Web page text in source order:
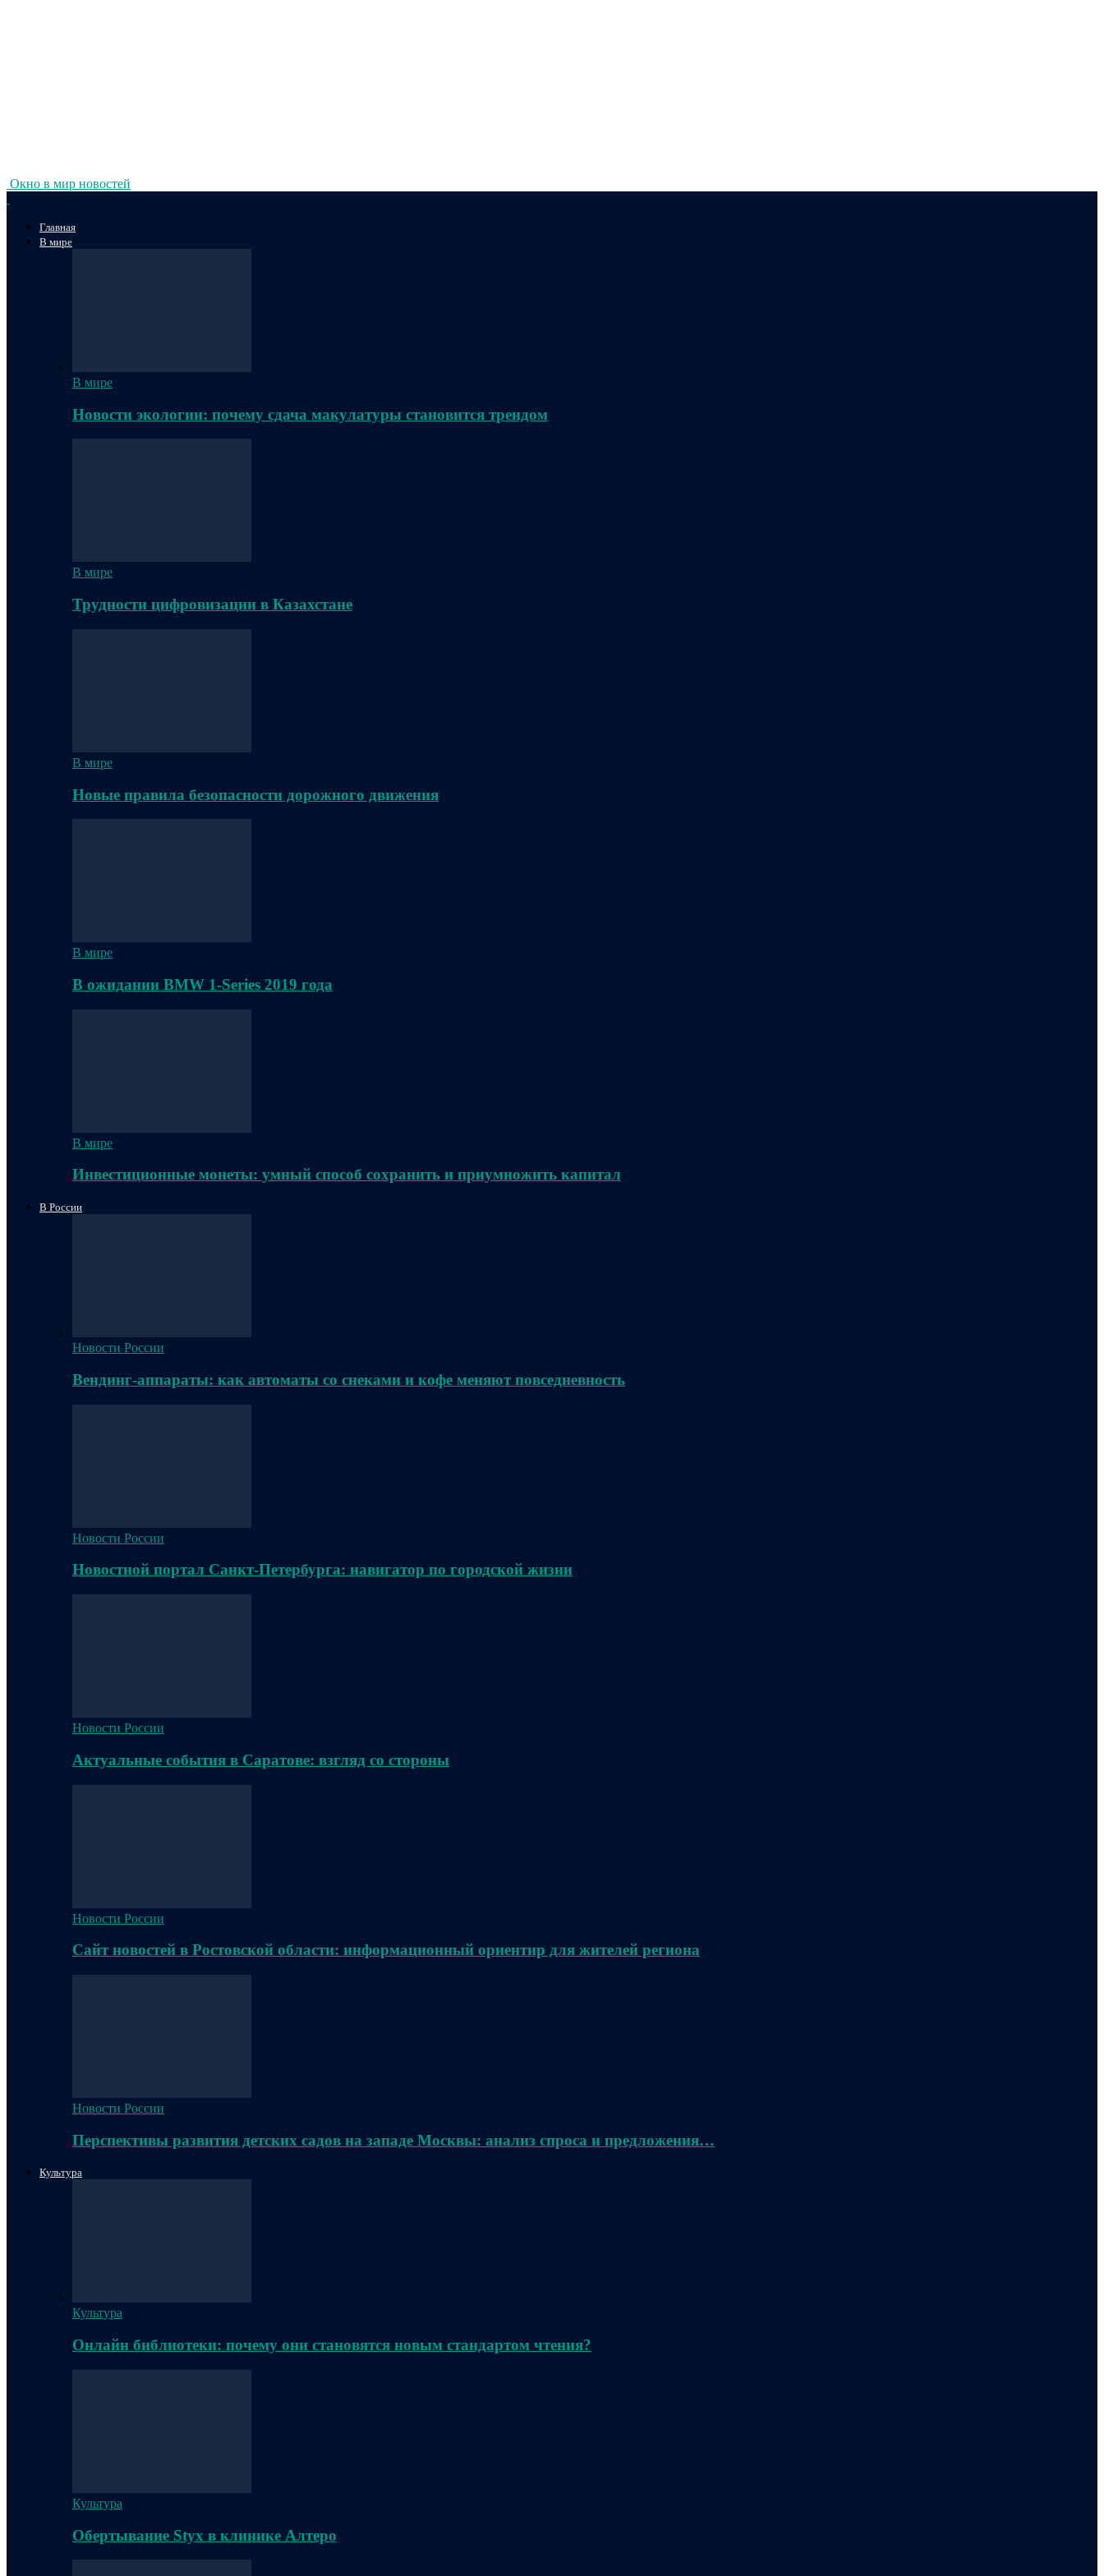
Окно в мир новостей
Главная
В мире
В мире
Новости экологии: почему сдача макулатуры становится трендом
В мире
Трудности цифровизации в Казахстане
В мире
Новые правила безопасности дорожного движения
В мире
В ожидании BMW 1-Series 2019 года
В мире
Инвестиционные монеты: умный способ сохранить и приумножить капитал
В России
Новости России
Вендинг-аппараты: как автоматы со снеками и кофе меняют повседневность
Новости России
Новостной портал Санкт-Петербурга: навигатор по городской жизни
Новости России
Актуальные события в Саратове: взгляд со стороны
Новости России
Сайт новостей в Ростовской области: информационный ориентир для жителей региона
Новости России
Перспективы развития детских садов на западе Москвы: анализ спроса и предложения…
Культура
Культура
Онлайн библиотеки: почему они становятся новым стандартом чтения?
Культура
Обертывание Styx в клинике Алтеро